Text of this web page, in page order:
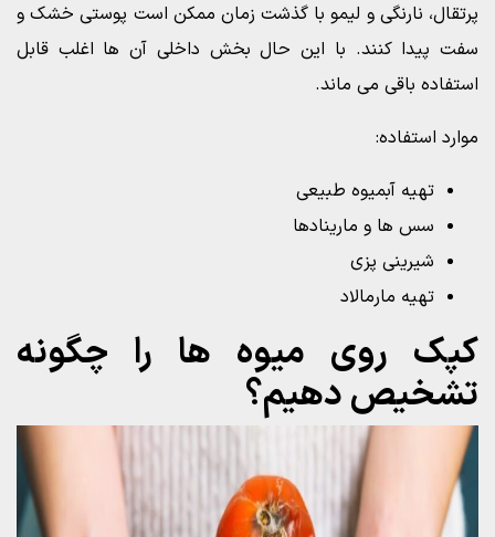
پرتقال، نارنگی و لیمو با گذشت زمان ممکن است پوستی خشک و
سفت پیدا کنند. با این حال بخش داخلی آن ها اغلب قابل
استفاده باقی می ماند.
موارد استفاده:
تهیه آبمیوه طبیعی
سس ها و مارینادها
شیرینی پزی
تهیه مارمالاد
کپک روی میوه ها را چگونه
تشخیص دهیم؟